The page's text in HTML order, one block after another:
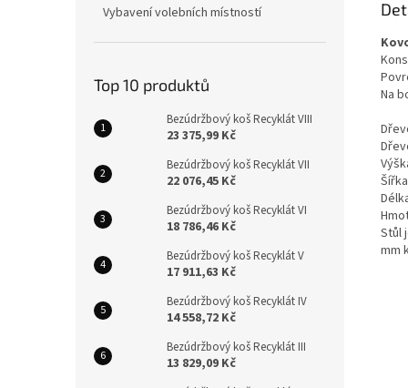
Vybavení volebních místností
Top 10 produktů
Bezúdržbový koš Recyklát VIII
23 375,99 Kč
Bezúdržbový koš Recyklát VII
22 076,45 Kč
Bezúdržbový koš Recyklát VI
18 786,46 Kč
Bezúdržbový koš Recyklát V
17 911,63 Kč
Bezúdržbový koš Recyklát IV
14 558,72 Kč
Bezúdržbový koš Recyklát III
13 829,09 Kč
Na
Stůl
mm